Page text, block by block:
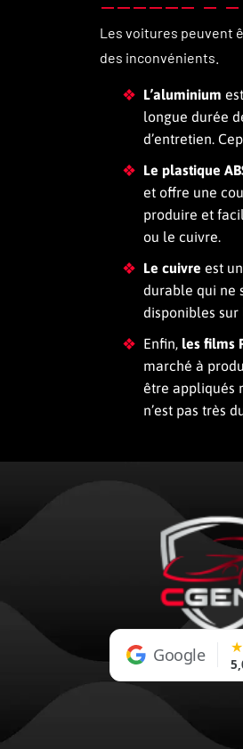
Les voitures peuvent
des inconvénients.
L’aluminium
longue durée
d’entretien.
Le plastique
et offre une
produire et
ou le cuivre.
Le cuivre est
durable qui ne
disponibles
Enfin, les films
marché à
être appliqués
n’est pas très
Google